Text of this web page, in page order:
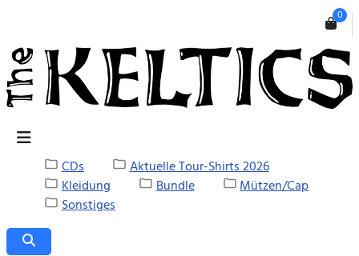
0
CDs
Aktuelle Tour-Shirts 2026
Kleidung
Bundle
Mützen/Cap
Sonstiges